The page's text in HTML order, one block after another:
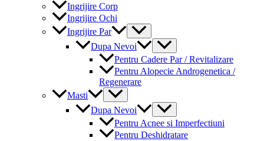
Ingrijire Corp
Ingrijire Ochi
Ingrijire Par
Menu
Toggle
Dupa Nevoi
Menu
Toggle
Pentru Cadere Par / Revitalizare
Pentru Alopecie Androgenetica /
Regenerare
Masti
Menu
Toggle
Dupa Nevoi
Menu
Toggle
Pentru Acnee si Imperfectiuni
Pentru Deshidratare